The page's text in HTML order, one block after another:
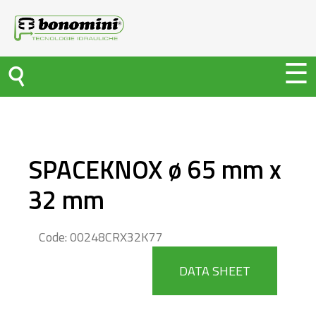
SPACEKNOX ø 65 mm x
32 mm
Code: 00248CRX32K77
DATA SHEET